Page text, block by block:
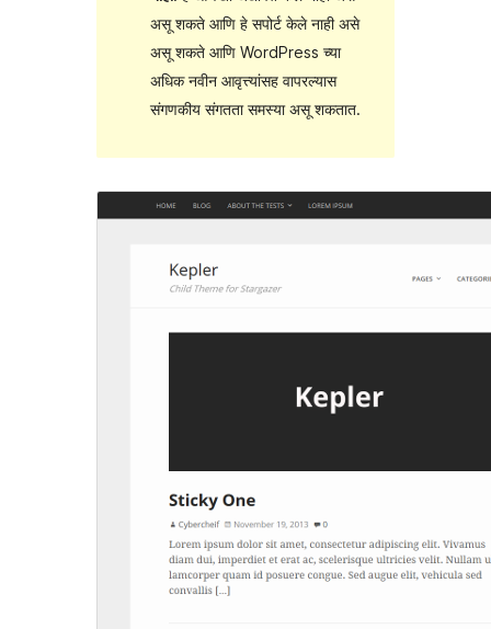
असू शकते आणि हे सपोर्ट केले नाही असे
असू शकते आणि WordPress च्या
अधिक नवीन आवृत्त्यांसह वापरल्यास
संगणकीय संगतता समस्या असू शकतात.